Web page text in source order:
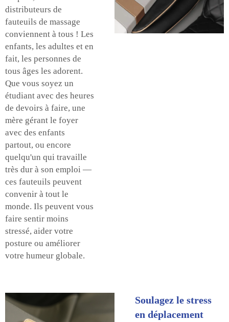
distributeurs de
fauteuils de massage
conviennent à tous ! Les
enfants, les adultes et en
fait, les personnes de
tous âges les adorent.
Que vous soyez un
étudiant avec des heures
de devoirs à faire, une
mère gérant le foyer
avec des enfants
partout, ou encore
quelqu'un qui travaille
très dur à son emploi —
ces fauteuils peuvent
convenir à tout le
monde. Ils peuvent vous
faire sentir moins
stressé, aider votre
posture ou améliorer
votre humeur globale.
Soulagez le stress
en déplacement